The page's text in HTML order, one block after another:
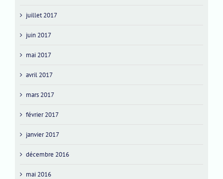
juillet 2017
juin 2017
mai 2017
avril 2017
mars 2017
février 2017
janvier 2017
décembre 2016
mai 2016